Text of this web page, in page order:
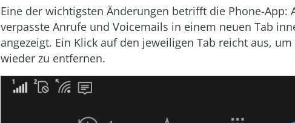
Eine der wichtigsten Änderungen betrifft die Phone-App:
verpasste Anrufe und Voicemails in einem neuen Tab
angezeigt. Ein Klick auf den jeweiligen Tab reicht aus,
wieder zu entfernen.